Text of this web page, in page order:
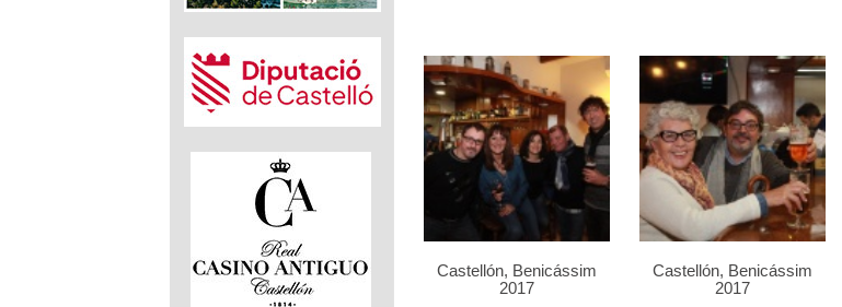
Castellón, Benicássim
2017
Castellón, Benicássim
2017